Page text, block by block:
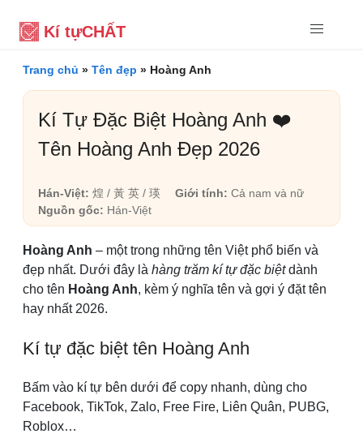
Kí tựCHẤT
Trang chủ » Tên đẹp » Hoàng Anh
Kí Tự Đặc Biệt Hoàng Anh ❤️
Tên Hoàng Anh Đẹp 2026
Hán-Việt: 煌 / 黃 英 / 瑛 Giới tính: Cả nam và nữ
Nguồn gốc: Hán-Việt
Hoàng Anh – một trong những tên Việt phổ biến và
đẹp nhất. Dưới đây là hàng trăm kí tự đặc biệtdành
cho tên Hoàng Anh, kèm ý nghĩa tên và gợi ý đặt tên
hay nhất 2026.
Kí tự đặc biệt tên Hoàng Anh
Bấm vào kí tự bên dưới để copy nhanh, dùng cho
Facebook, TikTok, Zalo, Free Fire, Liên Quân, PUBG,
Roblox…